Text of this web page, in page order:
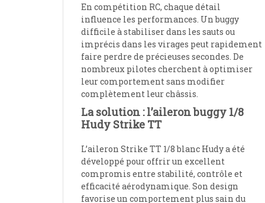
En compétition RC, chaque détail
influence les performances. Un buggy
difficile à stabiliser dans les sauts ou
imprécis dans les virages peut rapidement
faire perdre de précieuses secondes. De
nombreux pilotes cherchent à optimiser
leur comportement sans modifier
complètement leur châssis.
La solution : l’aileron buggy 1/8
Hudy Strike TT
L’aileron Strike TT 1/8 blanc Hudy a été
développé pour offrir un excellent
compromis entre stabilité, contrôle et
efficacité aérodynamique. Son design
favorise un comportement plus sain du